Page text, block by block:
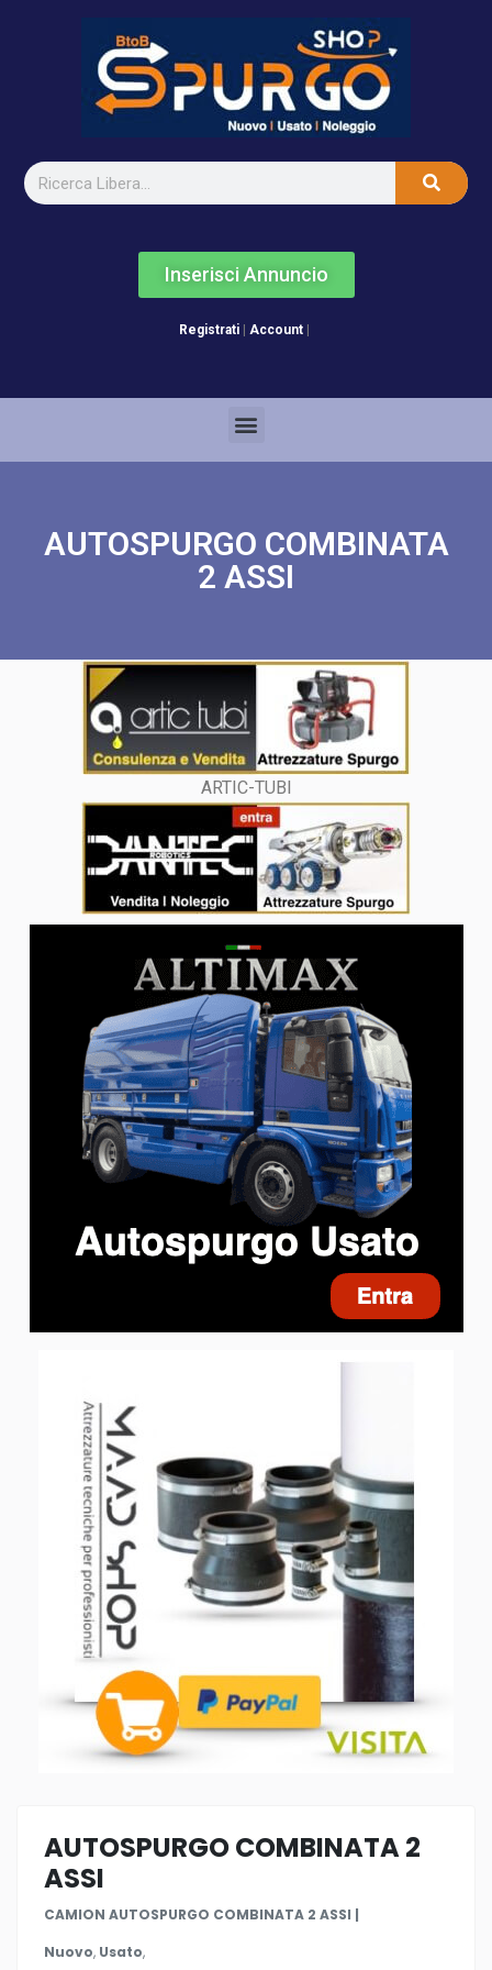
Inserisci Annuncio
Registrati Account
AUTOSPURGO COMBINATA
2 ASSI
ARTIC-TUBI
AUTOSPURGO COMBINATA 2
ASSI
CAMION AUTOSPURGO COMBINATA 2 ASSI |
Nuovo, Usato,